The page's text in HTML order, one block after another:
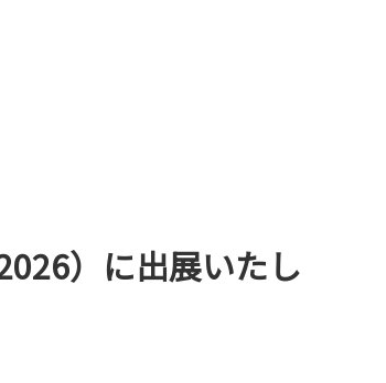
）に出展いたし